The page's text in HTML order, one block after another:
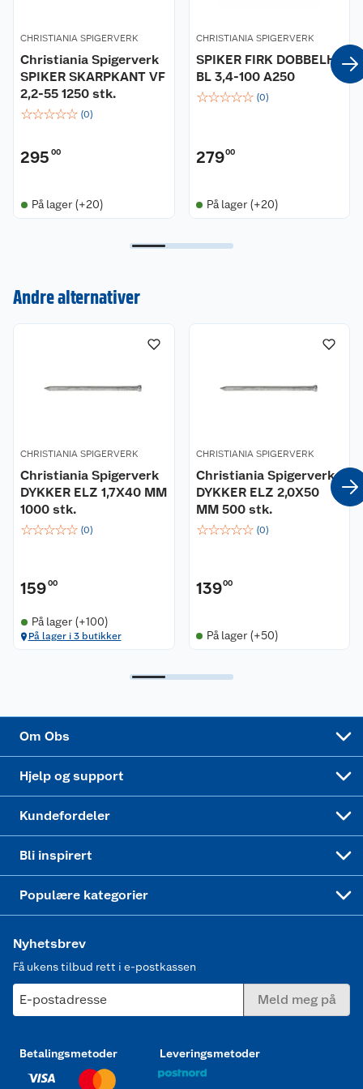
CHRISTIANIA SPIGERVERK
Christiania Spigerverk
SPIKER SKARPKANT VF
2,2-55 1250 stk.
☆☆☆☆☆ (0)
295 00
På lager (+20)
CHRISTIANIA SPIGERVERK
SPIKER FIRK DOBBELH
BL 3,4-100 A250
☆☆☆☆☆ (0)
27900
På lager (+20)
Andre alternativer
CHRISTIANIA SPIGERVERK
Christiania Spigerverk
DYKKER ELZ 1,7X40 MM
1000 stk.
☆☆☆☆☆ (0)
15900
På lager (+100)
På lager i 3 butikker
CHRISTIANIA SPIGERVERK
Christiania Spigerverk
DYKKER ELZ 2,0X50
MM 500 stk.
☆☆☆☆☆ (0)
13900
På lager (+50)
Om Obs
Våre merkevarer
Coop kjeder
Ledige stillinger
Hjelp og support
Kundeservice
Ofte stilte spørsmål
Betalingsalternativer
Leveringsalternativer
Kjøpsvilkår
Kundefordeler
Åpent kjøp
Klikk og hent
Bli inspirert
Festdrakter til hele familien
Populære kategorier
Hagemøbler og utemøbler
Nyhetsbrev
Få ukens tilbud rett i e-postkassen
E-postadresse Meld meg på
Betalingsmetoder Leveringsmetoder